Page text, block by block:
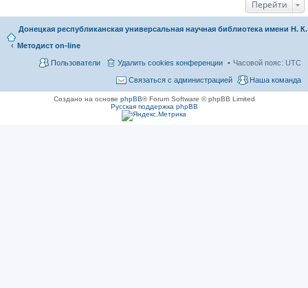
Перейти
Донецкая республиканская универсальная научная библиотека имени Н.
Методист on-line
Часовой пояс: UTC
Удалить cookies конференции
Пользователи
Наша команда
Связаться с администрацией
Создано на основе phpBB® Forum Software © phpBB Limited
Русская поддержка phpBB